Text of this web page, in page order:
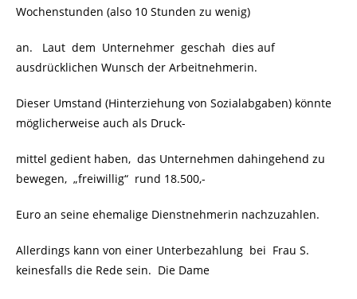
Wochenstunden (also 10 Stunden zu wenig)
an. Laut dem Unternehmer geschah dies auf
ausdrücklichen Wunsch der Arbeitnehmerin.
Dieser Umstand (Hinterziehung von Sozialabgaben) könnte
möglicherweise auch als Druck-
mittel gedient haben, das Unternehmen dahingehend zu
bewegen, „freiwillig“ rund 18.500,-
Euro an seine ehemalige Dienstnehmerin nachzuzahlen.
Allerdings kann von einer Unterbezahlung bei Frau S.
keinesfalls die Rede sein. Die Dame